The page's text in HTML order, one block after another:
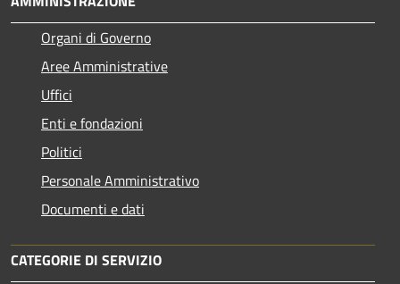
Organi di Governo
Aree Amministrative
Uffici
Enti e fondazioni
Politici
Personale Amministrativo
Documenti e dati
CATEGORIE DI SERVIZIO